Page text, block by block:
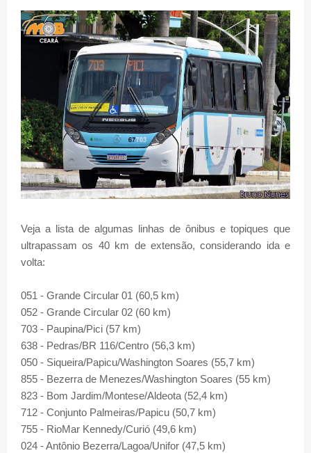
Veja a lista de algumas linhas de ônibus e topiques que
ultrapassam os 40 km de extensão, considerando ida e
volta:
051 - Grande Circular 01 (60,5 km)
052 - Grande Circular 02 (60 km)
703 - Paupina/Pici (57 km)
638 - Pedras/BR 116/Centro (56,3 km)
050 - Siqueira/Papicu/Washington Soares (55,7 km)
855 - Bezerra de Menezes/Washington Soares (55 km)
823 - Bom Jardim/Montese/Aldeota (52,4 km)
712 - Conjunto Palmeiras/Papicu (50,7 km)
755 - RioMar Kennedy/Curió (49,6 km)
024 - Antônio Bezerra/Lagoa/Unifor (47,5 km)